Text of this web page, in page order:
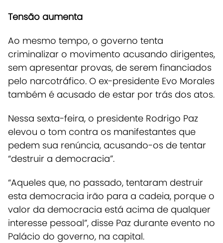
Tensão aumenta
Ao mesmo tempo, o governo tenta
criminalizar o movimento acusando dirigentes,
sem apresentar provas, de serem financiados
pelo narcotráfico. O ex-presidente Evo Morales
também é acusado de estar por trás dos atos.
Nessa sexta-feira, o presidente Rodrigo Paz
elevou o tom contra os manifestantes que
pedem sua renúncia, acusando-os de tentar
“destruir a democracia”.
“Aqueles que, no passado, tentaram destruir
esta democracia irão para a cadeia, porque o
valor da democracia está acima de qualquer
interesse pessoal”, disse Paz durante evento no
Palácio do governo, na capital.